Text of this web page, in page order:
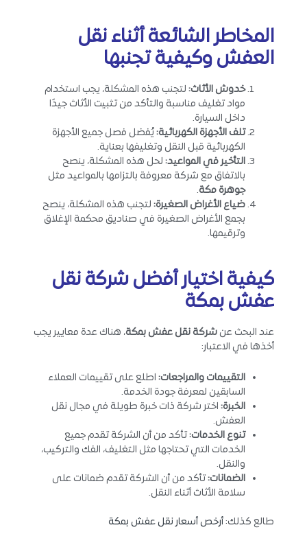
المخاطر الشائعة أثناء نقل
العفش وكيفية تجنبها
خدوش الأثاث: لتجنب هذه المشكلة، يجب استخدام
مواد تغليف مناسبة والتأكد من تثبيت الأثاث جيدًا
داخل السيارة.
تلف الأجهزة الكهربائية:يُفضل فصل جميع الأجهزة
الكهربائية قبل النقل وتغليفها بعناية.
التأخير في المواعيد: لحل هذه المشكلة، ينصح
بالاتفاق مع شركة معروفة بالتزامها بالمواعيد مثل
جوهرة مكة.
ضياع الأغراض الصغيرة: لتجنب هذه المشكلة، ينصح
بجمع الأغراض الصغيرة في صناديق محكمة الإغلاق
وترقيمها.
كيفية اختيارأفضل شركة نقل
عفش بمكة
عند البحث عن شركة نقل عفش بمكة، هناك عدة معايير يجب
أخذها في الاعتبار:
التقييمات والمراجعات: اطلع على تقييمات العملاء
السابقين لمعرفة جودة الخدمة.
الخبرة: اختر شركة ذات خبرة طويلة في مجال نقل
العفش.
تنوع الخدمات:تأكد من أن الشركة تقدم جميع
الخدمات التي تحتاجها مثل التغليف، الفك والتركيب،
والنقل.
الضمانات:تأكد من أن الشركة تقدم ضمانات على
سلامة الأثاث أثناء النقل.
طالع كذلك:أرخص أسعار نقل عفش بمكة